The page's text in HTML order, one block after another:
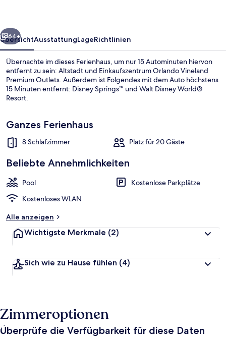
Ferienhaus, Mehrere Betten | Pool |
Weiter
64+
ÜbersichtAusstattungLageRichtlinien
Übernachte im dieses Ferienhaus, um nur 15 Autominuten hiervon
entfernt zu sein: Altstadt und Einkaufszentrum Orlando Vineland
Premium Outlets. Außerdem ist Folgendes mit dem Auto höchstens
15 Minuten entfernt: Disney Springs™ und Walt Disney World®
Resort.
Ganzes Ferienhaus
8 Schlafzimmer Platz für 20 Gäste
Beliebte Annehmlichkeiten
Pool
Kostenlose Parkplätze
Kostenloses WLAN
Alle anzeigen
Wichtigste Merkmale (2)
Sich wie zu Hause fühlen (4)
Zimmeroptionen
Überprüfe die Verfügbarkeit für diese Daten